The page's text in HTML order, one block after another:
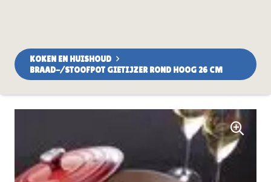
KOKEN EN HUISHOUD
BRAAD-/STOOFPOT GIETIJZER ROND HOOG 26 CM